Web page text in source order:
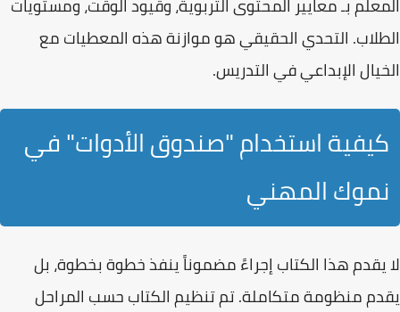
الطلاب. التحدي الحقيقي هو موازنة هذه المعطيات مع
الخيال الإبداعي في التدريس.
كيفية استخدام "صندوق الأدوات" في
نموك المهني
لا يقدم هذا الكتاب إجراءً مضموناً ينفذ خطوة بخطوة، بل
يقدممنظومة متكاملة. تم تنظيم الكتاب حسب المراحل